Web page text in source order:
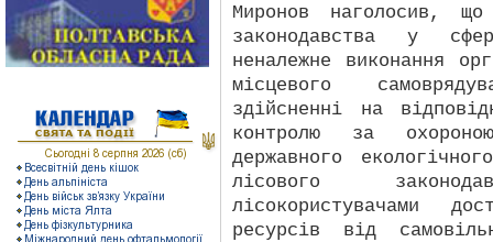
Миронов наголосив, що
законодавства у
неналежне виконання
місцевого
здійсненні на
контролю за
державного
лісового
лісокористувачами
ресурсів від